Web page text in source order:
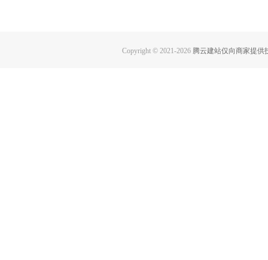
Copyright © 2021-2026 腾云建站仅向商家提供